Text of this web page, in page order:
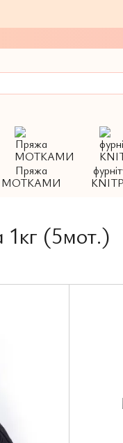
Пряжа
МОТКАМИ
1кг (5мот.)